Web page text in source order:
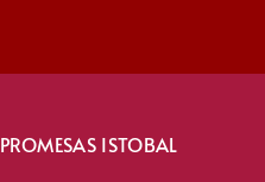
PROMESAS ISTOBAL